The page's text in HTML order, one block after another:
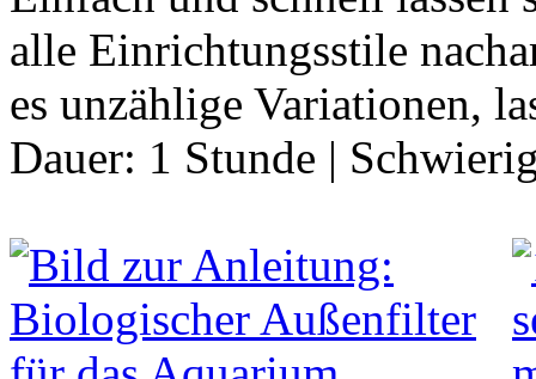
alle Einrichtungsstile
es unzählige Variationen,
Dauer: 1 Stunde |